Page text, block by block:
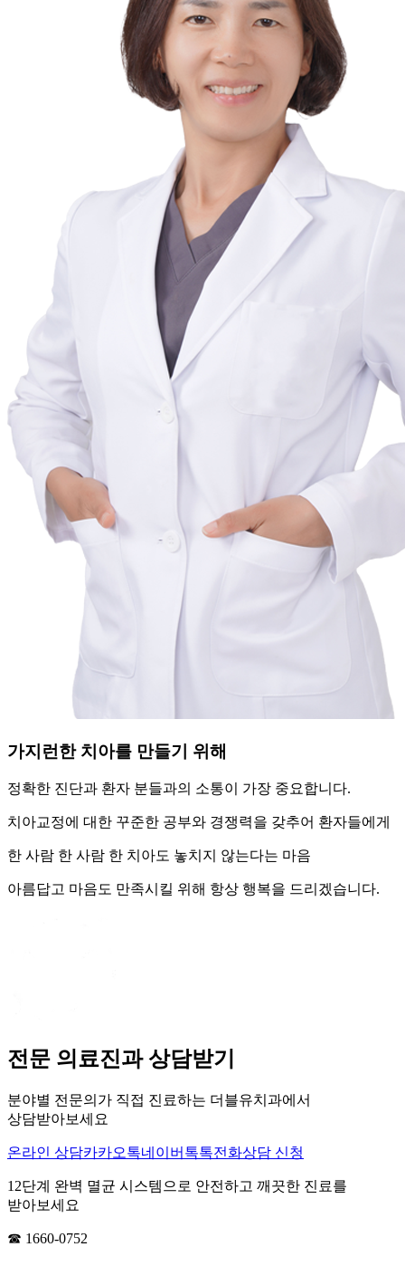
가지런한 치아를 만들기 위해
정확한 진단과 환자 분들과의 소통이 가장 중요합니다.
치아교정에 대한 꾸준한 공부와 경쟁력을 갖추어 환자들에게
한 사람 한 사람 한 치아도 놓치지 않는다는 마음
아름답고 마음도 만족시킬 위해 항상 행복을 드리겠습니다.
전문 의료진과 상담받기
분야별 전문의가 직접 진료하는 더블유치과에서
상담받아보세요
온라인 상담카카오톡네이버톡톡전화상담 신청
12단계 완벽 멸균 시스템으로 안전하고 깨끗한 진료를
받아보세요
☎ 1660-0752